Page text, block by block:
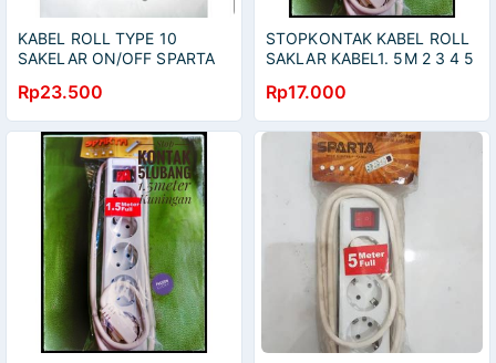
KABEL ROLL TYPE 10
SAKELAR ON/OFF SPARTA
Rp23.500
STOPKONTAK KABEL ROLL
SAKLAR KABEL1. 5M 2 3 4 5
FULLKABEL
Rp17.000